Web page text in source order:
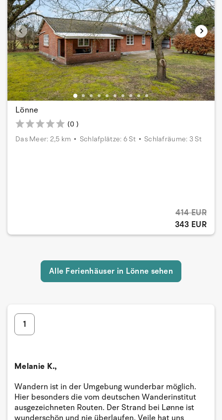
Lönne
(0 )
Das Meer: 2,5 km
Schlafplätze: 6 St Schlafräume: 3 St
414 EUR
343 EUR
Alle Ferienhäuser in Lönne sehen
1
Melanie K.,
Wandern ist in der Umgebung wunderbar möglich.
Hier besonders die vom deutschen Wanderinstitut
ausgezeichneten Routen. Der Strand bei Lønne ist